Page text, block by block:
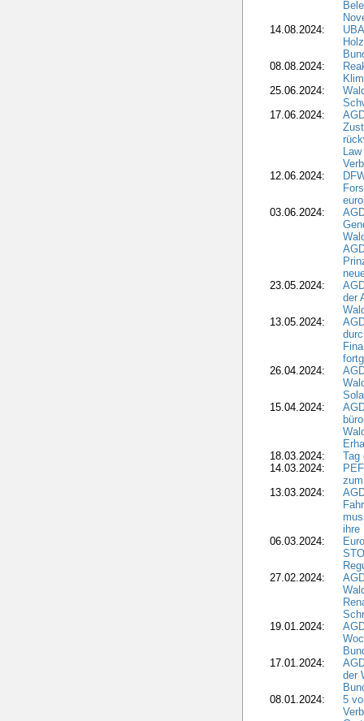
14.08.2024:
08.08.2024:
25.06.2024:
17.06.2024:
12.06.2024:
03.06.2024:
23.05.2024:
der
13.05.2024:
26.04.2024:
15.04.2024:
18.03.2024:
Tag
14.03.2024:
13.03.2024:
ihre
06.03.2024:
27.02.2024:
19.01.2024:
17.01.2024:
der
08.01.2024:
5